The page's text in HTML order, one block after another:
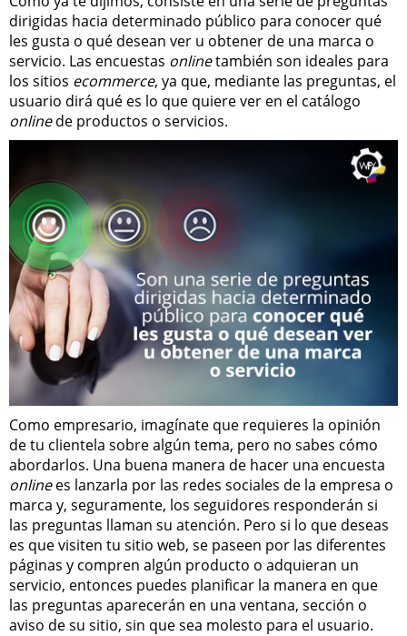
dirigidas hacia determinado público para conocer qué
les gusta o qué desean ver u obtener de una marca o
servicio. Las encuestas onlinetambién son ideales para
los sitios ecommerce, ya que, mediante las preguntas, el
usuario dirá qué es lo que quiere ver en el catálogo
onlinede productos o servicios.
Como empresario, imagínate que requieres la opinión
de tu clientela sobre algún tema, pero no sabes cómo
abordarlos. Una buena manera de hacer una encuesta
onlinees lanzarla por las redes sociales de la empresa o
marca y, seguramente, los seguidores responderán si
las preguntas llaman su atención. Pero si lo que deseas
es que visiten tu sitio web, se paseen por las diferentes
páginas y compren algún producto o adquieran un
servicio, entonces puedes planificar la manera en que
las preguntas aparecerán en una ventana, sección o
aviso de su sitio, sin que sea molesto para el usuario.